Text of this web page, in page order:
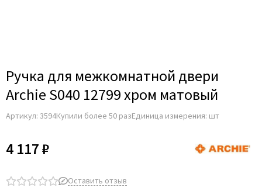
Ручка для межкомнатной двери
Archie S040 12799 хром матовый
Артикул: 3594Купили более 50 разЕдиница измерения: шт
4 117 ₽
Оставить отзыв